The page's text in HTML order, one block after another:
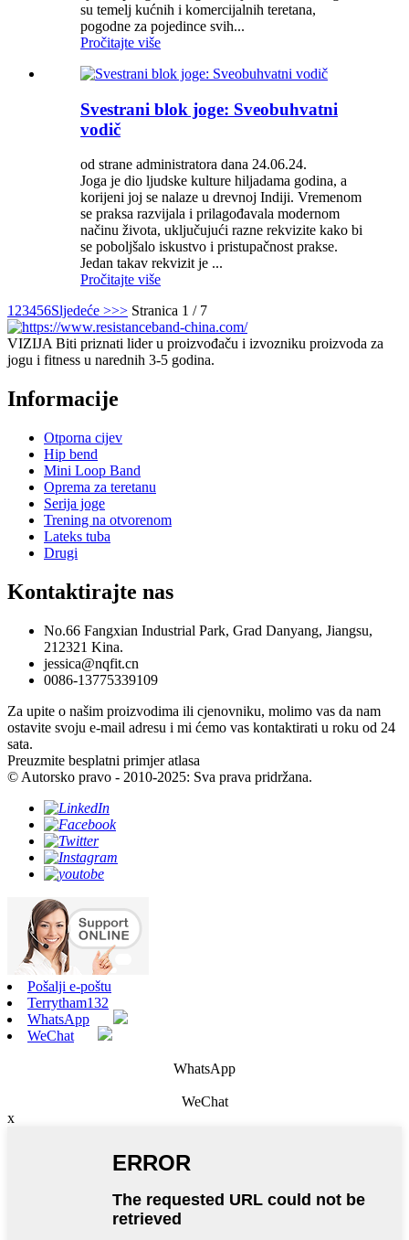
su temelj kućnih i komercijalnih teretana,
pogodne za pojedince svih...
Pročitajte više
Svestrani blok joge: Sveobuhvatni
vodič
od strane administratora dana 24.06.24.
Joga je dio ljudske kulture hiljadama godina, a
korijeni joj se nalaze u drevnoj Indiji. Vremenom
se praksa razvijala i prilagođavala modernom
načinu života, uključujući razne rekvizite kako bi
se poboljšalo iskustvo i pristupačnost prakse.
Jedan takav rekvizit je ...
Pročitajte više
1 23456Sljedeće >>> Stranica 1 / 7
VIZIJA Biti priznati lider u proizvođaču i izvozniku proizvoda za
jogu i fitness u narednih 3-5 godina.
Informacije
Otporna cijev
Hip bend
Mini Loop Band
Oprema za teretanu
Serija joge
Trening na otvorenom
Lateks tuba
Drugi
Kontaktirajte nas
No.66 Fangxian Industrial Park, Grad Danyang, Jiangsu,
212321 Kina.
jessica@nqfit.cn
0086-13775339109
Za upite o našim proizvodima ili cjenovniku, molimo vas da nam
ostavite svoju e-mail adresu i mi ćemo vas kontaktirati u roku od 24
sata.
Preuzmite besplatni primjer atlasa
© Autorsko pravo - 2010-2025: Sva prava pridržana.
Pošalji e-poštu
Terrytham132
WhatsApp
WeChat
WhatsApp
WeChat
x